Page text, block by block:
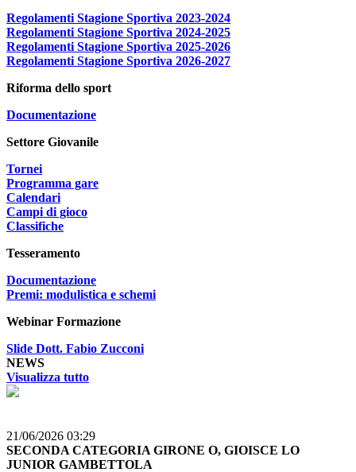
Regolamenti Stagione Sportiva 2023-2024
Regolamenti Stagione Sportiva 2024-2025
Regolamenti Stagione Sportiva 2025-2026
Regolamenti Stagione Sportiva 2026-2027
Riforma dello sport
Documentazione
Settore Giovanile
Tornei
Programma gare
Calendari
Campi di gioco
Classifiche
Tesseramento
Documentazione
Premi: modulistica e schemi
Webinar Formazione
Slide Dott. Fabio Zucconi
NEWS
Visualizza tutto
21/06/2026 03:29
SECONDA CATEGORIA GIRONE O, GIOISCE LO
JUNIOR GAMBETTOLA